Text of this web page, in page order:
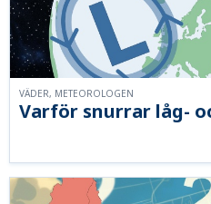
Varför snurrar låg-
VÄDER, METEOROLOGEN